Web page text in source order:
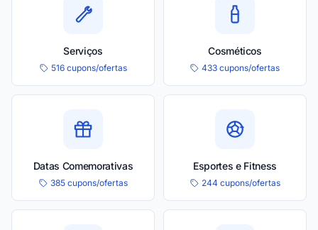
Serviços
516 cupons/ofertas
Cosméticos
433 cupons/ofertas
Datas Comemorativas
385 cupons/ofertas
Esportes e Fitness
244 cupons/ofertas